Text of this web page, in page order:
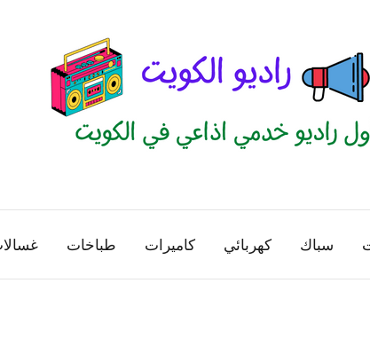
الكويت
منصة
اذاعية
سباك كهربائي كاميرات طباخات